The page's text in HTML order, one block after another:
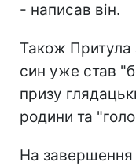
- написав він.
Також Притула
син уже став
призу
родини та
На завершення